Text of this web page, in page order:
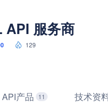
服务商
129
API产品 11 技术资